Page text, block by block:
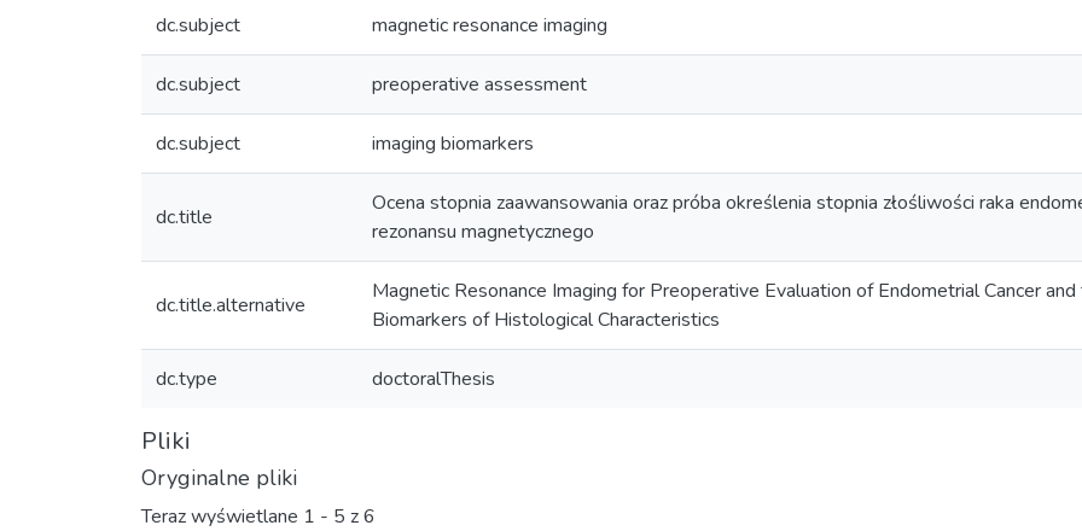
dc.subject magnetic resonance imaging
dc.subject preoperative assessment
dc.subject imaging biomarkers
dc.title
Ocena stopnia zaawansowania oraz próba określenia stopnia złośliwości raka
rezonansu magnetycznego
dc.title.alternative
Magnetic Resonance Imaging for Preoperative Evaluation of Endometrial Cancer
Biomarkers of Histological Characteristics
dc.type doctoralThesis
Pliki
Oryginalne pliki
Teraz wyświetlane 1 - 5 z 6